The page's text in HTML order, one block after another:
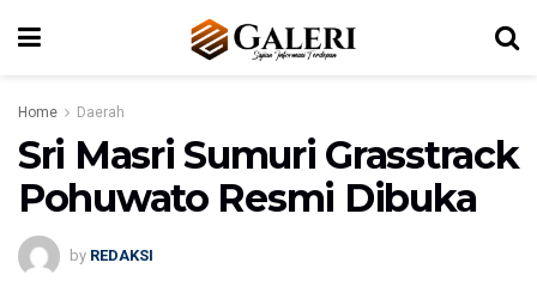
Home Daerah
Sri Masri Sumuri Grasstrack
Pohuwato Resmi Dibuka
by REDAKSI